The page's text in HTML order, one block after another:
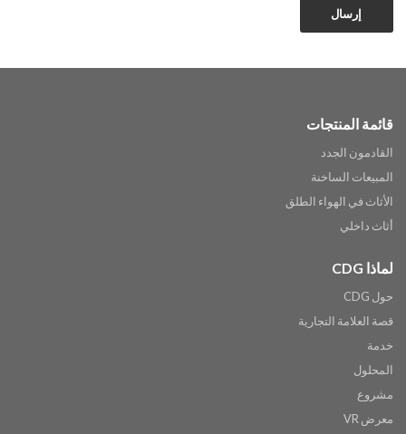
إرسال
قائمة المنتجات
القادمون الجدد
المبيعات الساخنة
الأثاث في الهواء الطلق
أثاث داخلي
لماذا CDG
حول CDG
قصة العلامة التجارية
خدمة
المحلول
مشروع
معرض VR